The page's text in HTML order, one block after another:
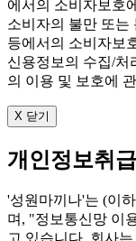
에서의 소비자보호
소비자의 불만 또는
등에서의 소비자보
신용정보의 수집/처
의 이용 및 보호에
X 닫기
개인정보취
'성원마끼나'는 (이
며, "정보통신망 이